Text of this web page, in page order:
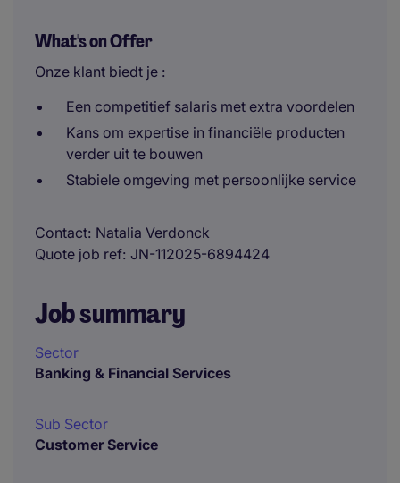
What's on Offer
Onze klant biedt je :
Een competitief salaris met extra voordelen
Kans om expertise in financiële producten
verder uit te bouwen
Stabiele omgeving met persoonlijke service
Contact Natalia Verdonck
Quote job ref JN-112025-6894424
Job summary
Sector
Banking & Financial Services
Sub Sector
Customer Service